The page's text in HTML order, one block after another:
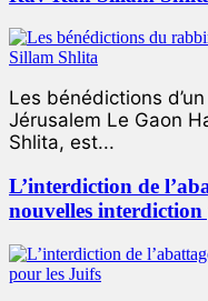
Les bénédictions
Jérusalem Le Gaon
Shlita, est...
L’interdiction de
nouvelles